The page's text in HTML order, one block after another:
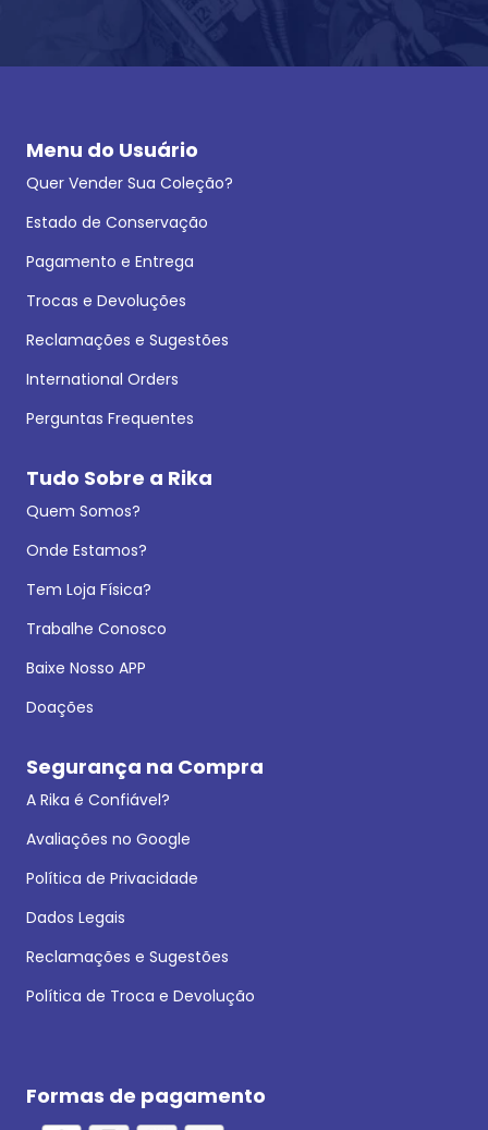
Menu do Usuário
Quer Vender Sua Coleção?
Estado de Conservação
Pagamento e Entrega
Trocas e Devoluções
Reclamações e Sugestões
International Orders
Perguntas Frequentes
Tudo Sobre a Rika
Quem Somos?
Onde Estamos?
Tem Loja Física?
Trabalhe Conosco
Baixe Nosso APP
Doações
Segurança na Compra
A Rika é Confiável?
Avaliações no Google
Política de Privacidade
Dados Legais
Reclamações e Sugestões
Política de Troca e Devolução
Formas de pagamento